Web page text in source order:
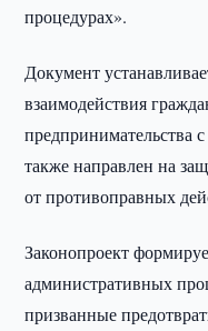
процедурах».
Документ
взаимодействия
предпринимательства
также направлен на
от противоправных
Законопроект
административных
призванные